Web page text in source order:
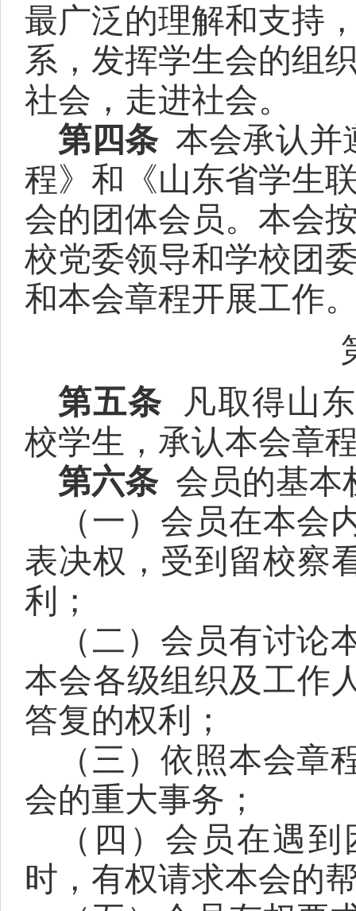
最广泛的理解和支持
系，发挥学生会的组
社会，走进社会。
第四条 本会承认并
程》和《山东省学生
会的团体会员。本会
校党委领导和学校团
和本会章程开展工作
第五条
凡取得山
校学生，承认本会章
第六条 会员的基本
（一） 会员在本会
表决权，受到留校察
利；
（二）会员有讨论
本会各级组织及工作
答复的权利；
（三）依照本会章
会的重大事务；
（四）会员在遇
时，有权请求本会的